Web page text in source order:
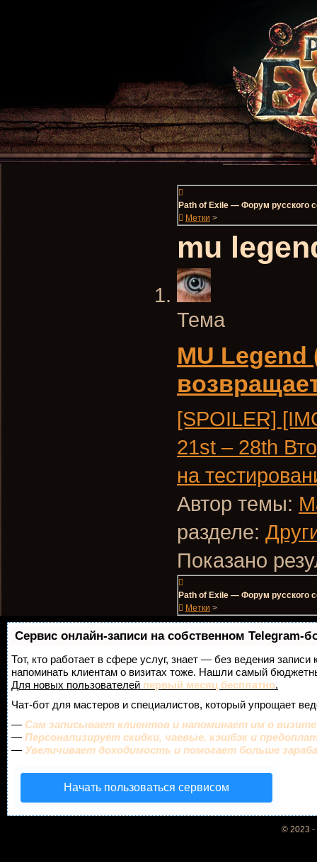
Path of Exile — Форум русского
Метки >
mu
Тема
MU Legend
[SPOILER]
21st – 28th
на
Автор темы:
разделе:
Показано
Path of Exile — Форум русского
Метки >
Сервис онлайн-записи на собственном Telegram-
Тот, кто работает в сфере услуг, знает — без ведения
напоминать клиентам о визитах тоже. Нашли самый
Для новых пользователей первый месяц бесплатно.
Чат-бот для мастеров и специалистов, который упрощает
— Сам записывает клиентов и напоминает им о
— Персонализирует скидки, чаевые, кэшбэк и
— Увеличивает доходимость и помогает больше
Начать пользоваться сервисом
© 2023 -